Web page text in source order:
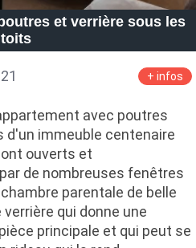
Question De Style
Renovation
House
et verrière sous les
toits
+ infos
avec poutres
immeuble centenaire
ouverts et
de nombreuses fenêtres
parentale de belle
qui donne une
principale et qui peut se